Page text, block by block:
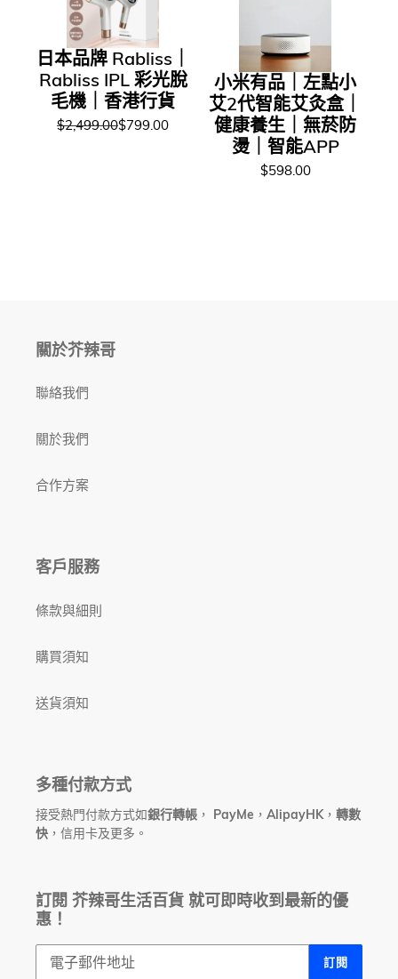
日本品牌 Rabliss｜
Rabliss IPL 彩光脫
毛機｜香港行貨
$2,499.00$799.00
小米有品｜左點小
艾2代智能艾灸盒｜
健康養生｜無菸防
燙｜智能APP
$598.00
關於芥辣哥
聯絡我們
關於我們
合作方案
客戶服務
條款與細則
購買須知
送貨須知
多種付款方式
接受熱門付款方式如銀行轉帳 ， PayMe ， AlipayHK ， 轉數
快 ，信用卡及更多。
訂閱 芥辣哥生活百貨 就可即時收到最新的優
惠！
訂閱